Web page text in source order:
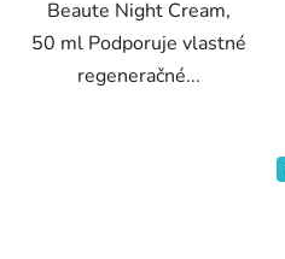
Beaute Night Cream,
50 ml Podporuje vlastné
regeneračné...